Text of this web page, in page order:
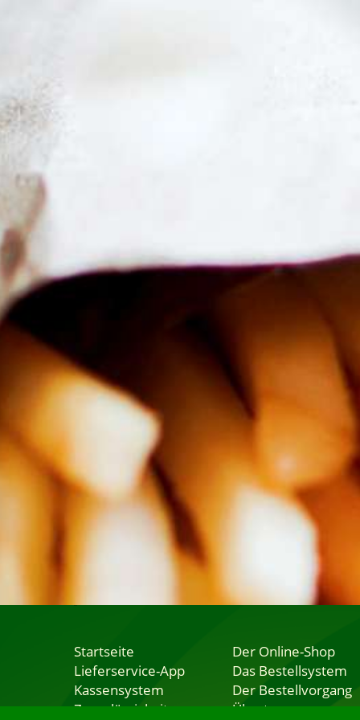
Startseite
Lieferservice-App
Kassensystem
Zuverlässigkeit
Der Online-Shop
Das Bestellsystem
Der Bestellvorgang
Übertragung